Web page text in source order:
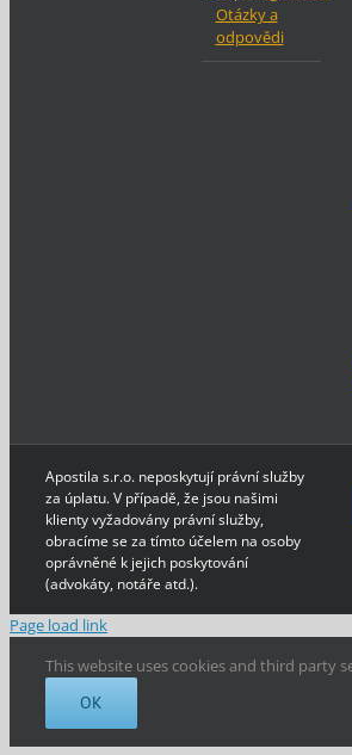
Otázky a
odpovědi
Apostila s.r.o. neposkytují právní služby
za úplatu. V případě, že jsou našimi
klienty vyžadovány právní služby,
obracíme se za tímto účelem na osoby
oprávněné k jejich poskytování
(advokáty, notáře atd.).
Page load link
This website uses cookies and third party
OK